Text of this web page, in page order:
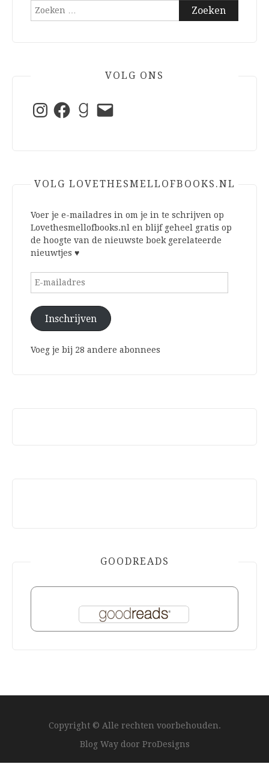
Zoeken
VOLG ONS
InstagramFacebookGoodreads
E-
mail
VOLG LOVETHESMELLOFBOOKS.NL
Voer je e-mailadres in om je in te schrijven op
Lovethesmellofbooks.nl en blijf geheel gratis op
de hoogte van de nieuwste boek gerelateerde
nieuwtjes ♥
E-
Inschrijven
Voeg je bij 28 andere abonnees
GOODREADS
Copyright © Alle rechten voorbehouden.
Blog Way door ProDesigns